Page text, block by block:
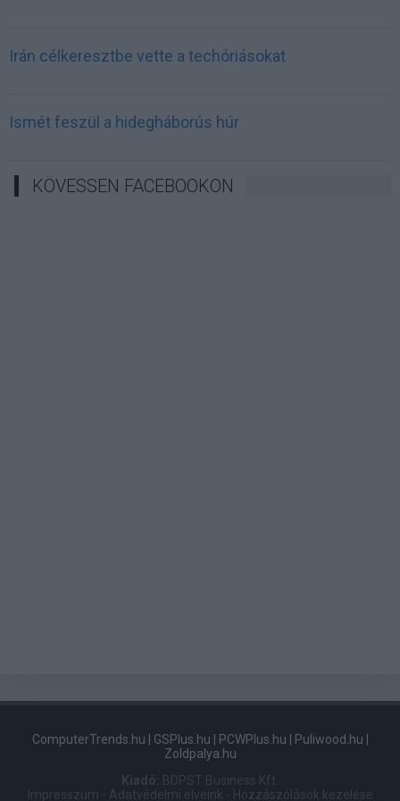
Irán célkeresztbe vette a techóriásokat
Ismét feszül a hidegháborús húr
KÖVESSEN FACEBOOKON
ComputerTrends.hu GSPlus.hu PCWPlus.hu Puliwood.hu
Zoldpalya.hu
Kiadó:
BDPST Business Kft.
Impresszum - Adatvédelmi elveink - Hozzászólások kezelése